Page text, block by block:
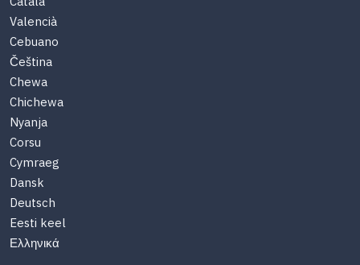
Valencià
Cebuano
Čeština
Chewa
Chichewa
Nyanja
Corsu
Cymraeg
Dansk
Deutsch
Eesti keel
Ελληνικά